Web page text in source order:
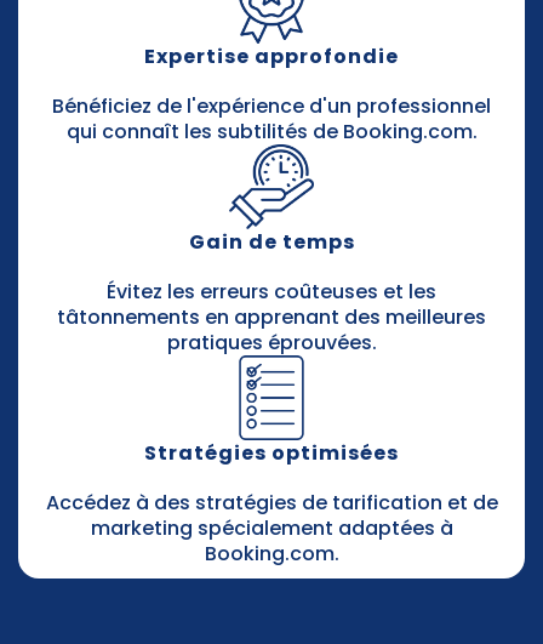
Expertise approfondie
Bénéficiez de l'expérience d'un professionnel
qui connaît les subtilités de Booking.com.
Gain de temps
Évitez les erreurs coûteuses et les
tâtonnements en apprenant des meilleures
pratiques éprouvées.
Stratégies optimisées
Accédez à des stratégies de tarification et de
marketing spécialement adaptées à
Booking.com.